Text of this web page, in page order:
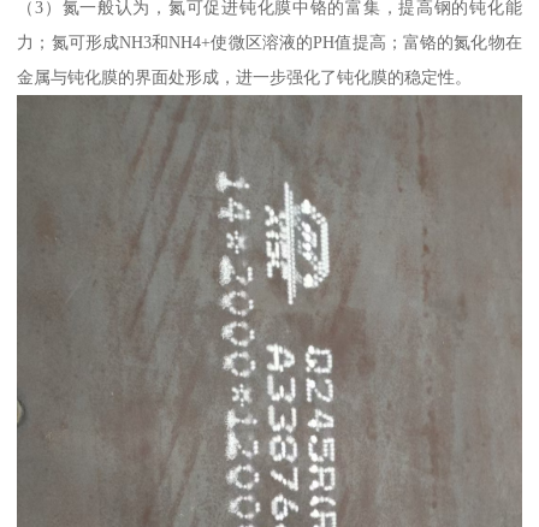
（3）氮一般认为，氮可促进钝化膜中铬的富集，提高钢的钝化能
力；氮可形成NH3和NH4+使微区溶液的PH值提高；富铬的氮化物在
金属与钝化膜的界面处形成，进一步强化了钝化膜的稳定性。